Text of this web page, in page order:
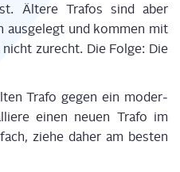
Älte­re Tra­fos sind aber
aus­ge­legt und kom­men mit
zurecht. Die Fol­ge: Die
Tra­fo gegen ein moder­
einen neu­en Tra­fo im
zie­he daher am bes­ten